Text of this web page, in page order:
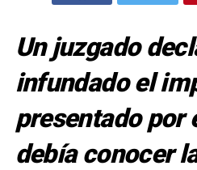
Un juzgado
infundado el
presentado por
debía conocer